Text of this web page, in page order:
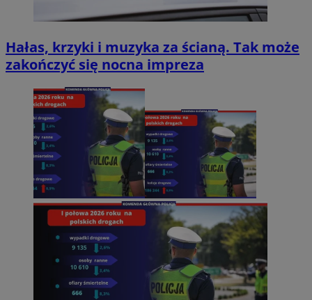
Hałas, krzyki i muzyka za ścianą. Tak może
zakończyć się nocna impreza